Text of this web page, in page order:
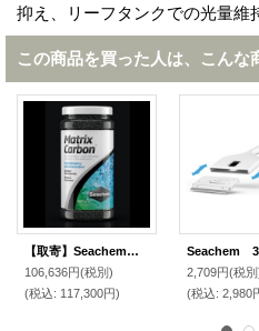
抑え、リーフタンクでの光量維
この商品を買った人は、こんな
【取寄】Seachem マトリックスカーボン 20L
106,636円(税別)
(税込: 117,300円)
2,709円(税別
(税込: 2,980